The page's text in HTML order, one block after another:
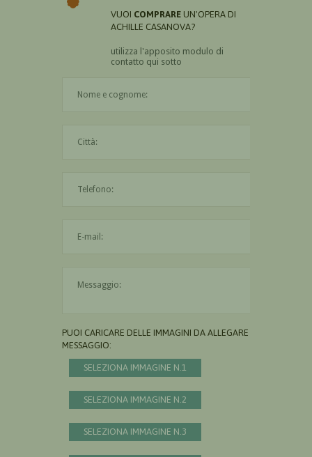
VUOI COMPRARE UN'OPERA DI
ACHILLE CASANOVA?
utilizza l'apposito modulo di
contatto qui sotto
PUOI CARICARE DELLE IMMAGINI DA ALLEGARE AL
MESSAGGIO:
SELEZIONA IMMAGINE N.1
SELEZIONA IMMAGINE N.2
SELEZIONA IMMAGINE N.3